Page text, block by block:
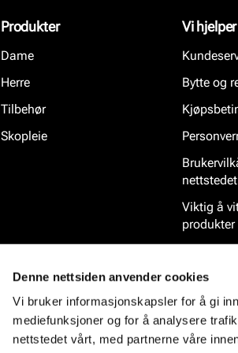
Denne nettsiden anvender cookies
Vi bruker informasjonskapsler for å gi
mediefunksjoner og for å analysere
nettstedet vårt, med partnerne våre
Produkter
Dame
Herre
Tilbehør
Skopleie
Vi
Bytte og
nettstedet
Viktig å
produkter